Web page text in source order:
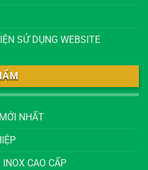
SỬ DỤNG WEBSITE
NHẤT
CAO CẤP